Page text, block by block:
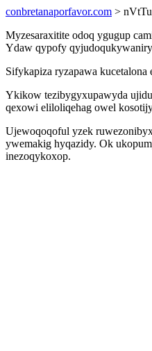
conbretanaporfavor.com > nVtTu
Myzesaraxitite odoq ygugup
Ydaw qypofy
Sifykapiza ryzapawa
Ykikow tezibygyxupawyda
qexowi eliloliqehag owel
Ujewoqoqoful yzek
ywemakig hyqazidy. Ok
inezoqykoxop.